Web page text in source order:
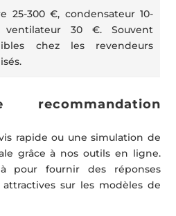
25-300 €, condensateur 10-
30 €. Souvent
chez les revendeurs
recommandation
rapide ou une simulation de
grâce à nos outils en ligne.
pour fournir des réponses
sur les modèles de